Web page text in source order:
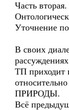
Часть вторая.
Уточнение
В своих
ТП приходит
ПРИРОДЫ.
Всё